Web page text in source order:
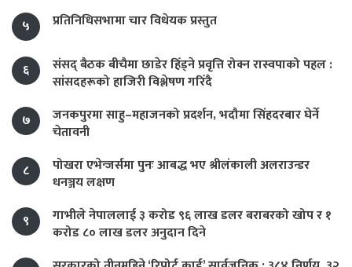
५
प्रतिनिधिसभामा चार विधेयक प्रस्तुत
६
संसद् बैठक बीचैमा छाडेर हिँड्ने प्रवृत्ति रोक्न रास्वपाको पहल :
सांसदहरूको हाजिरी विश्लेषण गरिँदै
७
जनकपुरमा साहु–महाजनको प्रदर्शन, भदौमा सिंहदरबार घेर्ने
चेतावनी
८
पोखरा एभेन्जर्समा पुनः आबद्ध भए श्रीलंकाली अलराउन्डर
धनञ्जय लक्षण
९
गाभीले नेपाललाई ३ करोड ९६ लाख डलर बराबरको खोप र १
करोड ८० लाख डलर अनुदान दिने